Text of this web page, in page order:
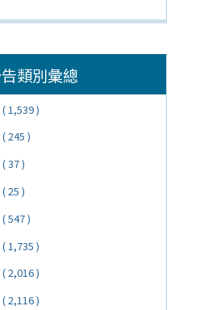
類別彙總
( 1,539 )
( 245 )
( 37 )
( 25 )
( 547 )
( 1,735 )
( 2,016 )
( 2,116 )